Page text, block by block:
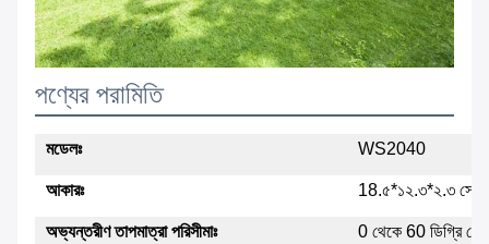
পণ্যের পরামিতি
মডেলঃ WS2040
আকারঃ 18.৫*১২.৩*২.৩ সেমি
অভ্যন্তরীণ তাপমাত্রা পরিসীমাঃ 0 থেকে 60 ডিগ্রি